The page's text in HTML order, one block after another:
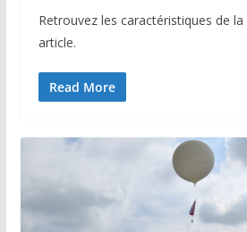
Retrouvez les caractéristiques de
article.
Read More